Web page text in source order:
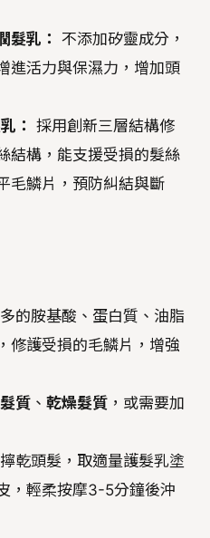
髮乳： 不添加矽靈成分，
進活力與保濕力，增加頭
：
採用創新三層結構修
結構，能支援受損的髮絲
毛鱗片，預防糾結與斷
的胺基酸、蛋白質、油脂
，修護受損的毛鱗片，增強
質 、 乾燥髮質 ，或需要加
乾頭髮，取適量護髮乳塗
，輕柔按摩3-5分鐘後沖